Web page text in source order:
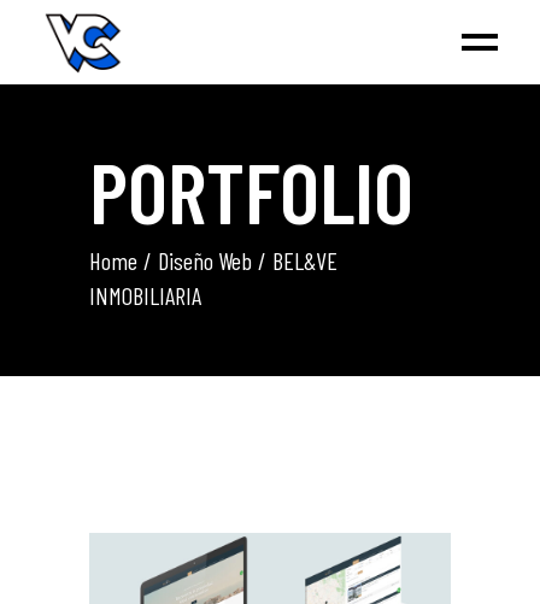
PORTFOLIO
Home Diseño Web
BEL&VE
INMOBILIARIA